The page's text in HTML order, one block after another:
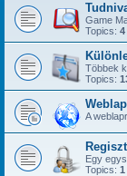
Game
Topics: 4
Többek
Topics:
A
Egy
Topics: 1